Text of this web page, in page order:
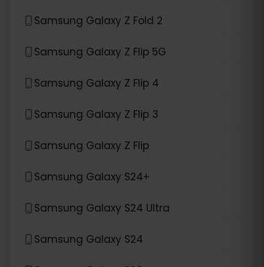
Samsung Galaxy Z Fold 2
Samsung Galaxy Z Flip 5G
Samsung Galaxy Z Flip 4
Samsung Galaxy Z Flip 3
Samsung Galaxy Z Flip
Samsung Galaxy S24+
Samsung Galaxy S24 Ultra
Samsung Galaxy S24